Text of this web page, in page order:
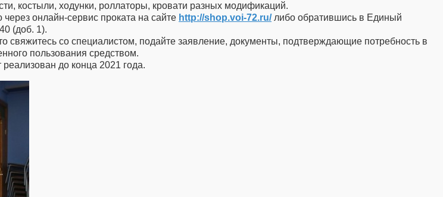
костыли, ходунки, роллаторы, кровати разных модификаций. ⠀
онлайн-сервис проката на сайте http://shop.voi-72.ru/либо обратившись в Единый
(доб. 1).
свяжитесь со специалистом, подайте заявление, документы, подтверждающие потребность в
пользования средством.
до конца 2021 года.